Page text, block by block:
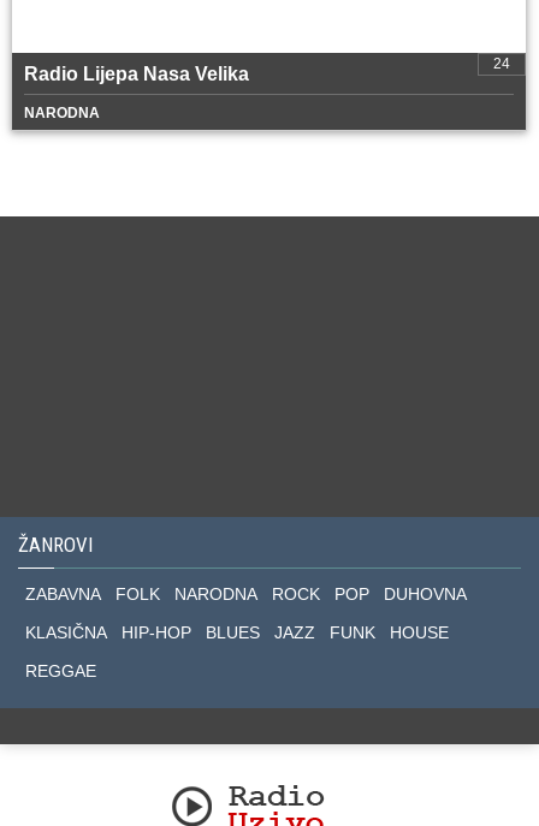
24
Radio Lijepa Nasa Velika
NARODNA
ŽANROVI
ZABAVNA FOLK NARODNA ROCK POP
DUHOVNA
KLASIČNA
HIP-HOP BLUES JAZZ FUNK
HOUSE
REGGAE